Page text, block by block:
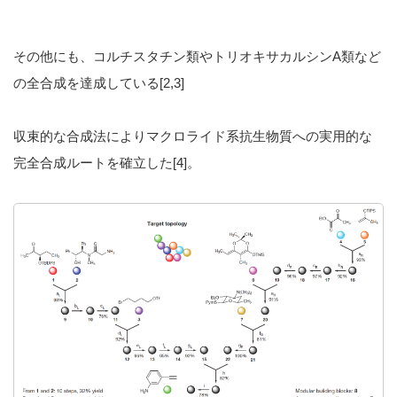
その他にも、コルチスタチン類やトリオキサカルシンA類など
の全合成を達成している[2,3]
収束的な合成法によりマクロライド系抗生物質への実用的な
完全合成ルートを確立した[4]。